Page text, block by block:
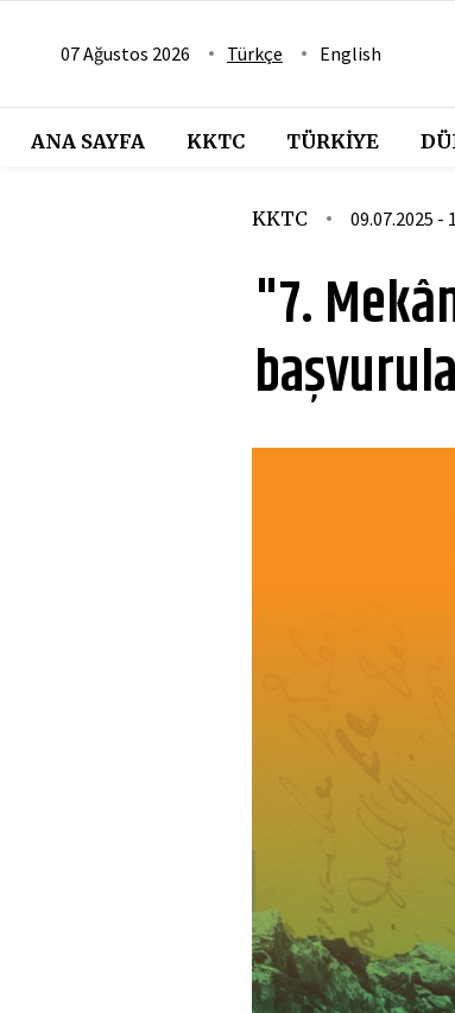
07 Ağustos 2026 Türkçe English
ANA SAYFA KKTC TÜRKIYE
KKTC 09.07.2025 -
"7.